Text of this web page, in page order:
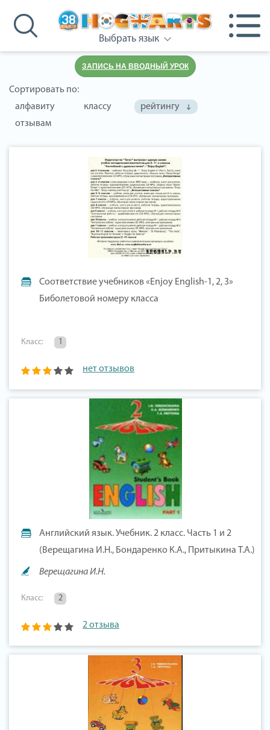
Выбрать язык
ЗАПИСЬ НА ВВОДНЫЙ УРОК
Сортировать по:
алфавиту
классу
рейтингу
отзывам
Соответствие учебников «Enjoy English-1, 2, 3»
Биболетовой номеру класса
Класс: 1
нет отзывов
Английский язык. Учебник. 2 класс. Часть 1 и 2
(Верещагина И.Н., Бондаренко К.А., Притыкина Т.А.)
Верещагина И.Н.
Класс: 2
2 отзыва